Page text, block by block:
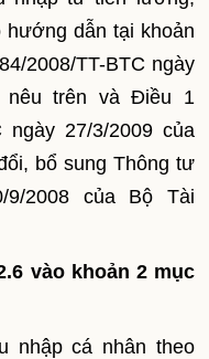
dẫn tại khoản
2008/TT-BTC ngày
nêu trên và Điều 1
ngày 27/3/2009 của
bổ sung Thông tư
9/2008 của Bộ Tài
vào khoản 2 mục
nhập cá nhân theo